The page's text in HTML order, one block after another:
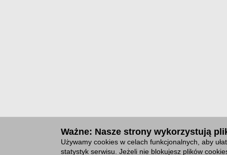
Ważne: Nasze strony wykorzystują
Używamy cookies w celach funkcjonalnych, aby
statystyk serwisu. Jeżeli nie blokujesz plików